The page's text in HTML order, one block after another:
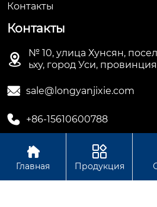
Контакты
Контакты

№ 10, улица Хунсян,
ьху, город Уси,
 sale@longyanjixie.com
 +86-15610600788
Авторское право©ООО

Главная

Продукция